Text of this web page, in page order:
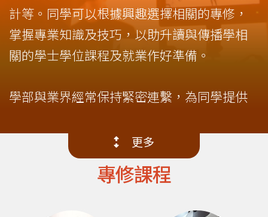
課
程
-
國
計等。同學可以根據興趣選擇相關的專修，
掌握專業知識及技巧，以助升讀與傳播學相
關的學士學位課程及就業作好準備。
學部與業界經常保持緊密連繫，為同學提供
所學。學部亦著重同學的多元發展，訓練同
學成為責任感與批判思考兼備的傳媒工作
者，為社會作出貢獻。
更多
專修課程